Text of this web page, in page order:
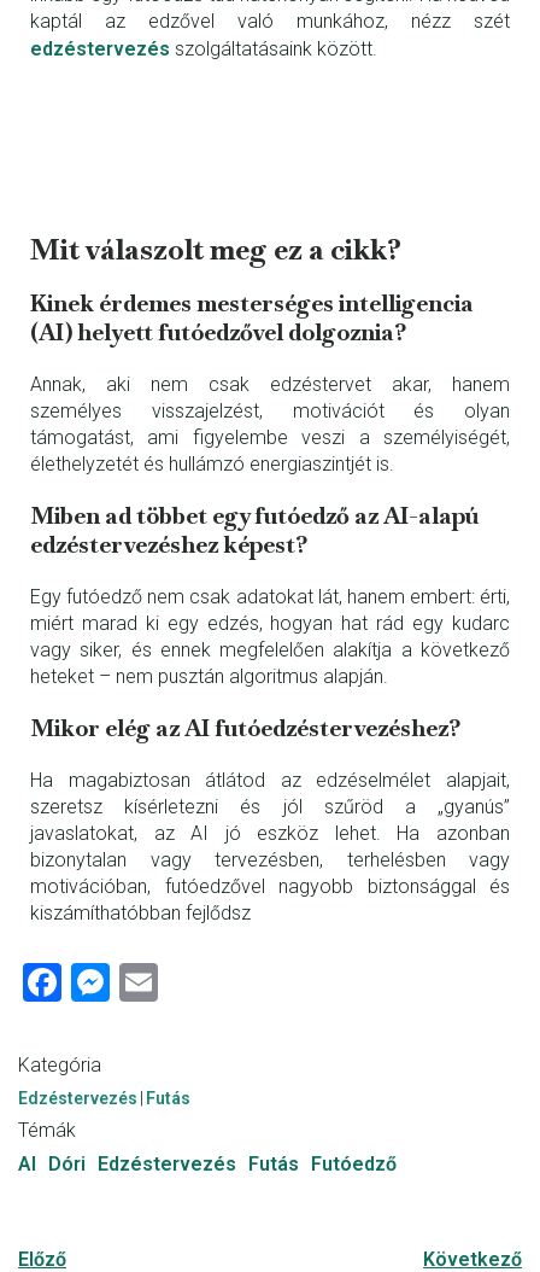
kaptál az edzővel való munkához, nézz szét
edzéstervezés szolgáltatásaink között.
Mit válaszolt meg ez a cikk?
Kinek érdemes mesterséges intelligencia
(AI) helyett futóedzővel dolgoznia?
Annak, aki nem csak edzéstervet akar, hanem
személyes visszajelzést, motivációt és olyan
támogatást, ami figyelembe veszi a személyiségét,
élethelyzetét és hullámzó energiaszintjét is.
Miben ad többet egy futóedző az AI-alapú
edzéstervezéshez képest?
Egy futóedző nem csak adatokat lát, hanem embert: érti,
miért marad ki egy edzés, hogyan hat rád egy kudarc
vagy siker, és ennek megfelelően alakítja a következő
heteket – nem pusztán algoritmus alapján.
Mikor elég az AI futóedzéstervezéshez?
Ha magabiztosan átlátod az edzéselmélet alapjait,
szeretsz kísérletezni és jól szűröd a „gyanús”
javaslatokat, az AI jó eszköz lehet. Ha azonban
bizonytalan vagy tervezésben, terhelésben vagy
motivációban, futóedzővel nagyobb biztonsággal és
kiszámíthatóbban fejlődsz
Fac
ok
Me
r
Kategória
Edzéstervezés Futás
Témák
AI
Dóri Edzéstervezés Futás Futóedző
Előző Következő